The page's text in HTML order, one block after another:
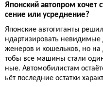
Японский автопром хочет
сение или усреднение?
Японские автогиганты
ндартизировать невидимые
женеров и кошельков, но
тобы все машины стали
ные. Автомобилистам
ьёт последние остатки